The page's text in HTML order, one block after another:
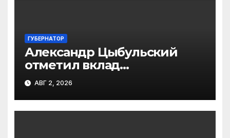
ГУБЕРНАТОР
Александр Цыбульский
отметил вклад
железнодорожников в
развитие Архангельской
области
АВГ 2, 2026